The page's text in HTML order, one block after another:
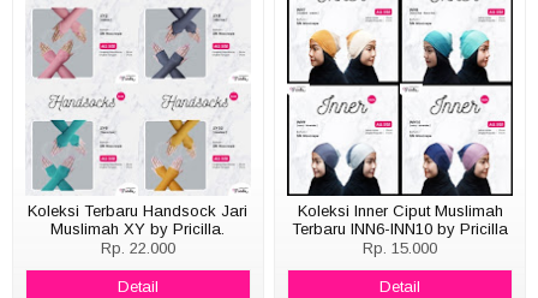
Koleksi Terbaru Handsock Jari
Muslimah XY by Pricilla.
Rp. 22.000
Detail
Koleksi Inner Ciput Muslimah
Terbaru INN6-INN10 by Pricilla
Rp. 15.000
Detail